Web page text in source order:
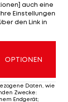
vorne dabei
werden.
mit der
zum ersten
auch eine
Einstellungen
den Link in
OPTIONEN
Daten, wie
Zwecke:
Endgerät;